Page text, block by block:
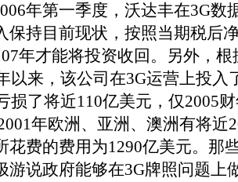
年第一季度，沃达丰在3G数
保持目前现状，按照当期税后
年才能将投资收回。另外，
以来，该公司在3G运营上投入
损了将近110亿美元，仅2005
年欧洲、亚洲、澳洲有将近
花费的费用为1290亿美元。那
游说政府能够在3G牌照问题上